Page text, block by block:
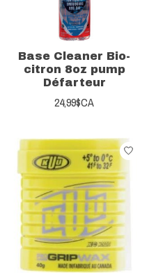
Base Cleaner Bio-
citron 8oz pump
Défarteur
24,99$CA